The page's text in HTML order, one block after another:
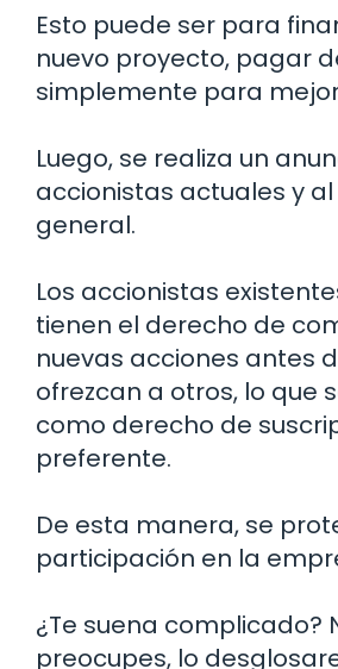
Esto puede ser para
nuevo proyecto, pagar
simplemente para
Luego, se realiza un
accionistas actuales y
general.
Los accionistas
tienen el derecho de
nuevas acciones antes
ofrezcan a otros, lo que
como derecho de
preferente.
De esta manera, se
participación en la
¿Te suena complicado?
preocupes, lo